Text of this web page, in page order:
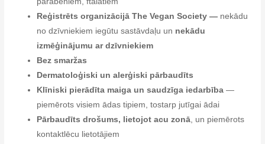
Reģistrēts organizācijā The Vegan Society — nekādu
no dzīvniekiem iegūtu sastāvdaļu un nekādu
izmēģinājumu ar dzīvniekiem
Bez smaržas
Dermatoloģiski un alerģiski pārbaudīts
Klīniski pierādīta maiga un saudzīga iedarbība —
piemērots visiem ādas tipiem, tostarp jutīgai ādai
Pārbaudīts drošums, lietojot acu zonā, un piemērots
kontaktlēcu lietotājiem